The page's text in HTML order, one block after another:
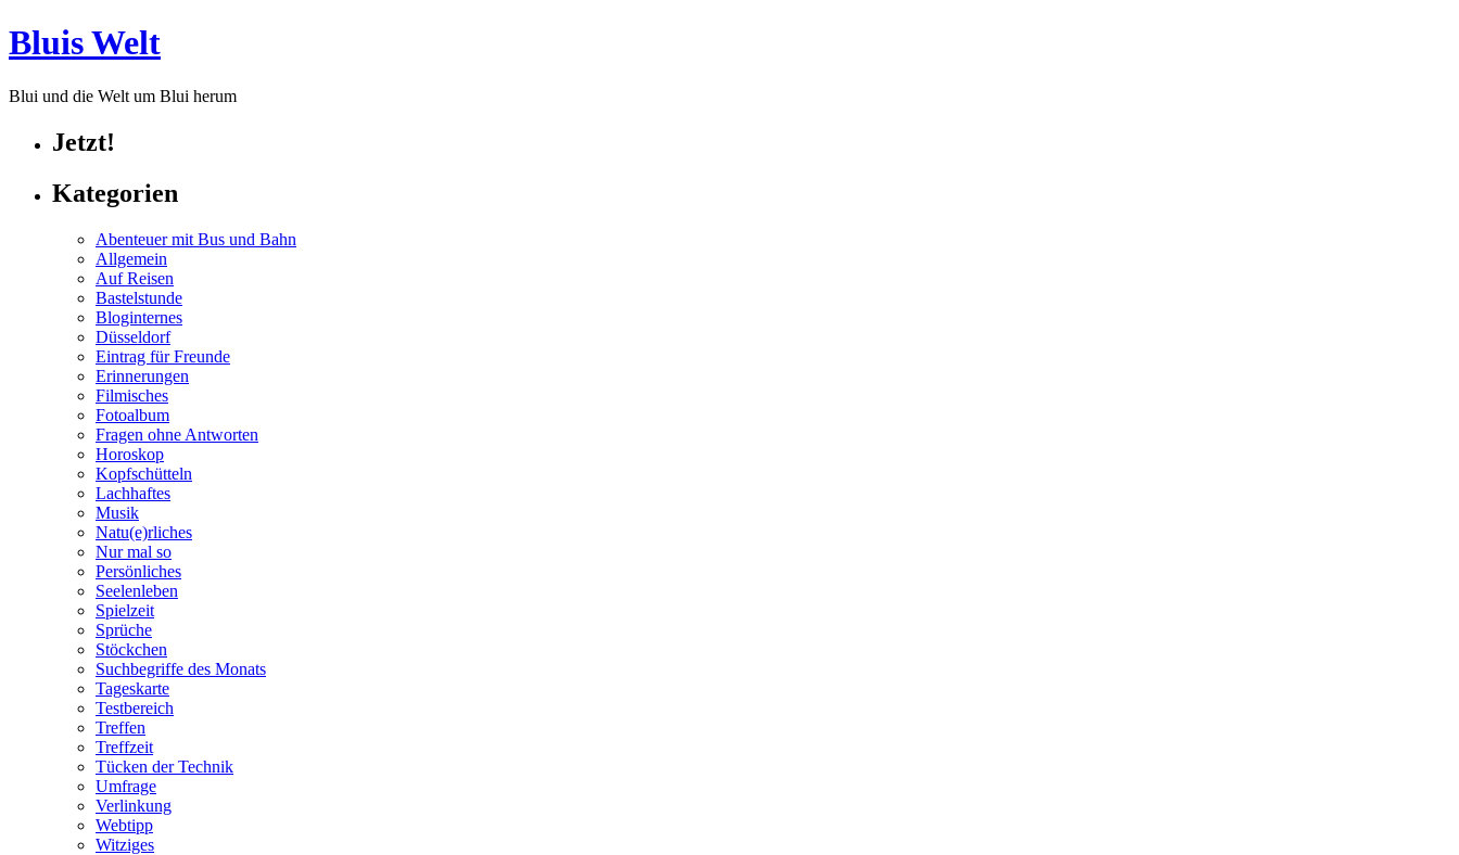
Bluis Welt
Blui und die Welt um Blui herum
Jetzt!
Kategorien
Abenteuer mit Bus und Bahn
Allgemein
Auf Reisen
Bastelstunde
Bloginternes
Düsseldorf
Eintrag für Freunde
Erinnerungen
Filmisches
Fotoalbum
Fragen ohne Antworten
Horoskop
Kopfschütteln
Lachhaftes
Musik
Natu(e)rliches
Nur mal so
Persönliches
Seelenleben
Spielzeit
Sprüche
Stöckchen
Suchbegriffe des Monats
Tageskarte
Testbereich
Treffen
Treffzeit
Tücken der Technik
Umfrage
Verlinkung
Webtipp
Witziges